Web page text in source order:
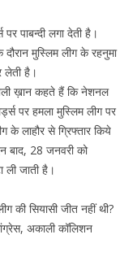
पाबन्दी लगा देती है।
मुस्लिम लीग के रहनुमा
लेती है।
ख़ान कहते हैं कि नेशनल
पर हमला मुस्लिम लीग पर
लाहौर से ग्रिफ्तार किये
बाद, 28 जनवरी को
ली जाती है।
की सियासी जीत नहीं थी?
अकाली कॉलिशन